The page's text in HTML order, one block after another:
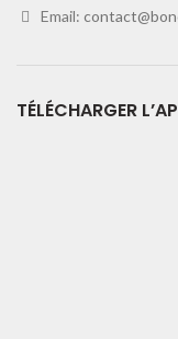
Email:
TÉLÉCHARGER